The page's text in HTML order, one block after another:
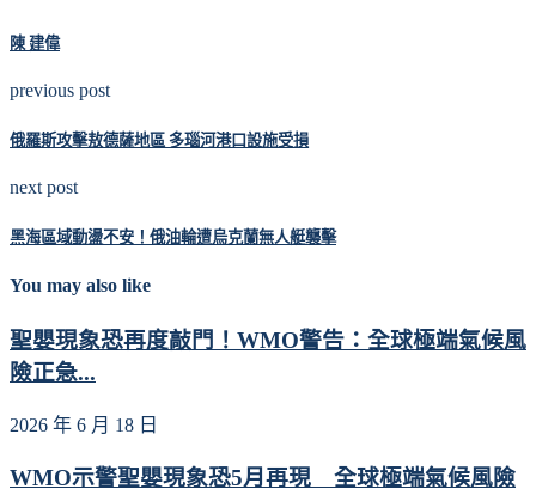
陳 建偉
previous post
俄羅斯攻擊敖德薩地區 多瑙河港口設施受損
next post
黑海區域動盪不安！俄油輪遭烏克蘭無人艇襲擊
You may also like
聖嬰現象恐再度敲門！WMO警告：全球極端氣候風
險正急...
2026 年 6 月 18 日
WMO示警聖嬰現象恐5月再現 全球極端氣候風險